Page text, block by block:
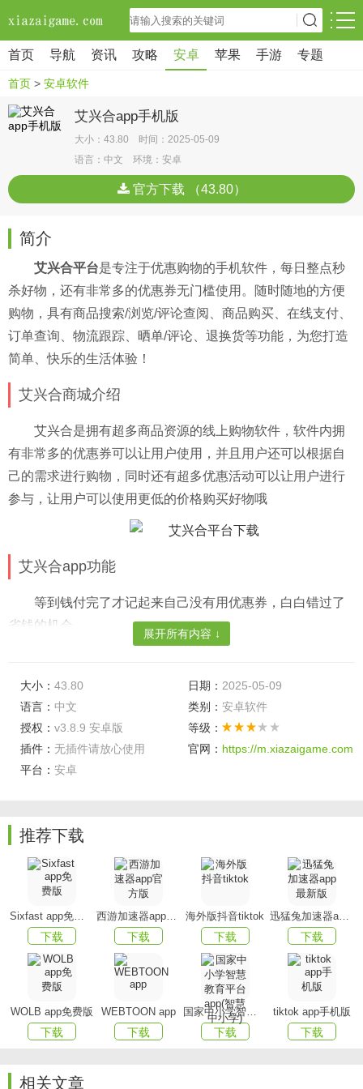
首页 导航 资讯 攻略 安卓 苹果 手游 专题
首页 > 安卓软件
艾兴合app手机版
大小：43.80 时间：2025-05-09
语言：中文 环境：安卓
官方下载 （43.80）
简介
艾兴合平台是专注于优惠购物的手机软件，每日整点秒
杀好物，还有非常多的优惠券无门槛使用。随时随地的方便
购物，具有商品搜索/浏览/评论查阅、商品购买、在线支付、
订单查询、物流跟踪、晒单/评论、退换货等功能，为您打造
简单、快乐的生活体验！
艾兴合商城介绍
艾兴合是拥有超多商品资源的线上购物软件，软件内拥
有非常多的优惠券可以让用户使用，并且用户还可以根据自
己的需求进行购物，同时还有超多优惠活动可以让用户进行
参与，让用户可以使用更低的价格购买好物哦
艾兴合app功能
等到钱付完了才记起来自己没有用优惠券，白白错过了
省钱的机会
以买到啥
不用你出门在家里面享受购物带来的乐趣，关键是真的
很便宜
简单的操作方式即可把自己喜欢的商品带回家，关键是
超级详细也是十分清楚
各种优惠券什么的一定要在付款之前先领取了然后下手
付款随心 货到付款、货到刷卡、支付宝、银联、微信支
付、网银
每日特惠 每日早晚惊喜特价商品等你发现！
惊喜刮奖 下单即可获赠电子刮刮卡，在屏幕上刮一刮，
业界良心 卖的所有商品正品保证！7天包退！15天包
展开所有内容 ↓
大小： 43.80 日期： 2025-05-09
语言： 中文 类别： 安卓软件
授权： v3.8.9 安卓版
等级：
插件： 无插件请放心使用 官网： https://m.xiazaigame.com
平台： 安卓
推荐下载
Sixfast app免费版
下载
西游加速器app官方版
下载
海外版抖音tiktok
下载
迅猛兔加速器app最新版
下载
WOLB app免费版
下载
WEBTOON app
下载
国家中小学智慧教育平台app(智慧中小学)
下载
tiktok app手机版
下载
相关文章